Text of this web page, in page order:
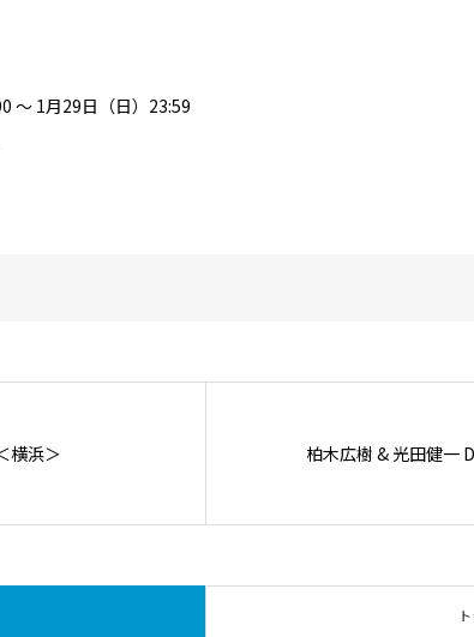
～ 1月29日（日）23:59
横浜＞ 柏木広樹 & 光田健一